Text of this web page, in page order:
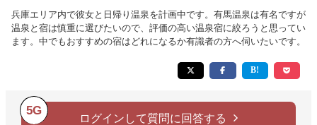
兵庫エリア内で彼女と日帰り温泉を計画中です。有馬温泉は有名ですが
温泉と宿は慎重に選びたいので、評価の高い温泉宿に絞ろうと思ってい
ます。中でもおすすめの宿はどれになるか有識者の方へ伺いたいです。
5G
ログインして質問に回答する